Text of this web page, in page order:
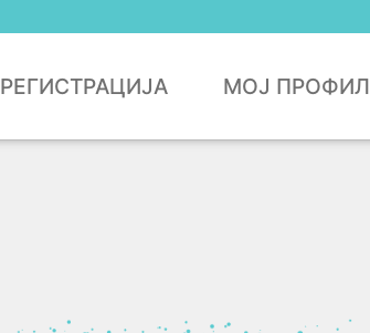
РЕГИСТРАЦИЈА МОЈ ПРОФИЛ